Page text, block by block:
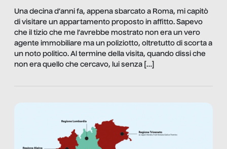
Una decina d’anni fa, appena sbarcato a Roma, mi capitò
di visitare un appartamento proposto in affitto. Sapevo
che il tizio che me l’avrebbe mostrato non era un vero
agente immobiliare ma un poliziotto, oltretutto di scorta a
un noto politico. Al termine della visita, quando dissi che
non era quello che cercavo, lui senza […]